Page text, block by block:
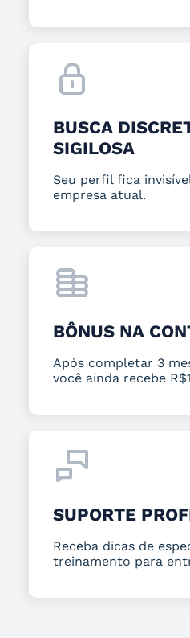
BUSCA
SIGILOSA
Seu perfil fica
empresa atual.
BÔNUS NA
Após completar 3
você ainda recebe
SUPORTE
Receba dicas de
treinamento para